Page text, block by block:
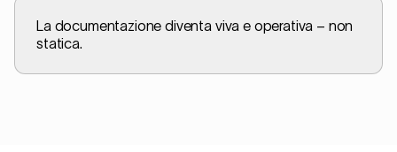
La documentazione diventa viva e operativa – non
statica.